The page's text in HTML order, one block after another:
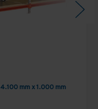
mm x 1.000 mm